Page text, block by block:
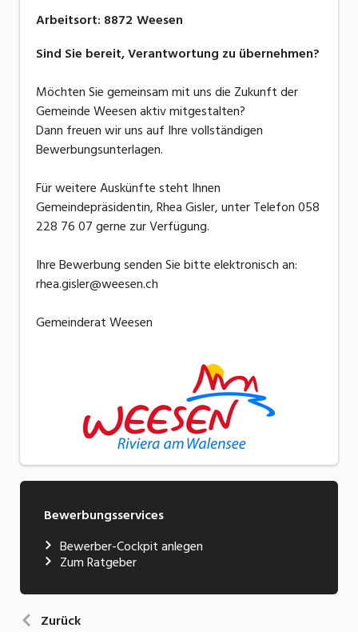
Arbeitsort: 8872 Weesen
Sind Sie bereit, Verantwortung zu übernehmen?
Möchten Sie gemeinsam mit uns die Zukunft der
Gemeinde Weesen aktiv mitgestalten?
Dann freuen wir uns auf Ihre vollständigen
Bewerbungsunterlagen.
Für weitere Auskünfte steht Ihnen
Gemeindepräsidentin, Rhea Gisler, unter Telefon 058
228 76 07 gerne zur Verfügung.
Ihre Bewerbung senden Sie bitte elektronisch an:
rhea.gisler@weesen.ch
Gemeinderat Weesen
Bewerbungsservices
Bewerber-Cockpit anlegen
Zum Ratgeber
Zurück